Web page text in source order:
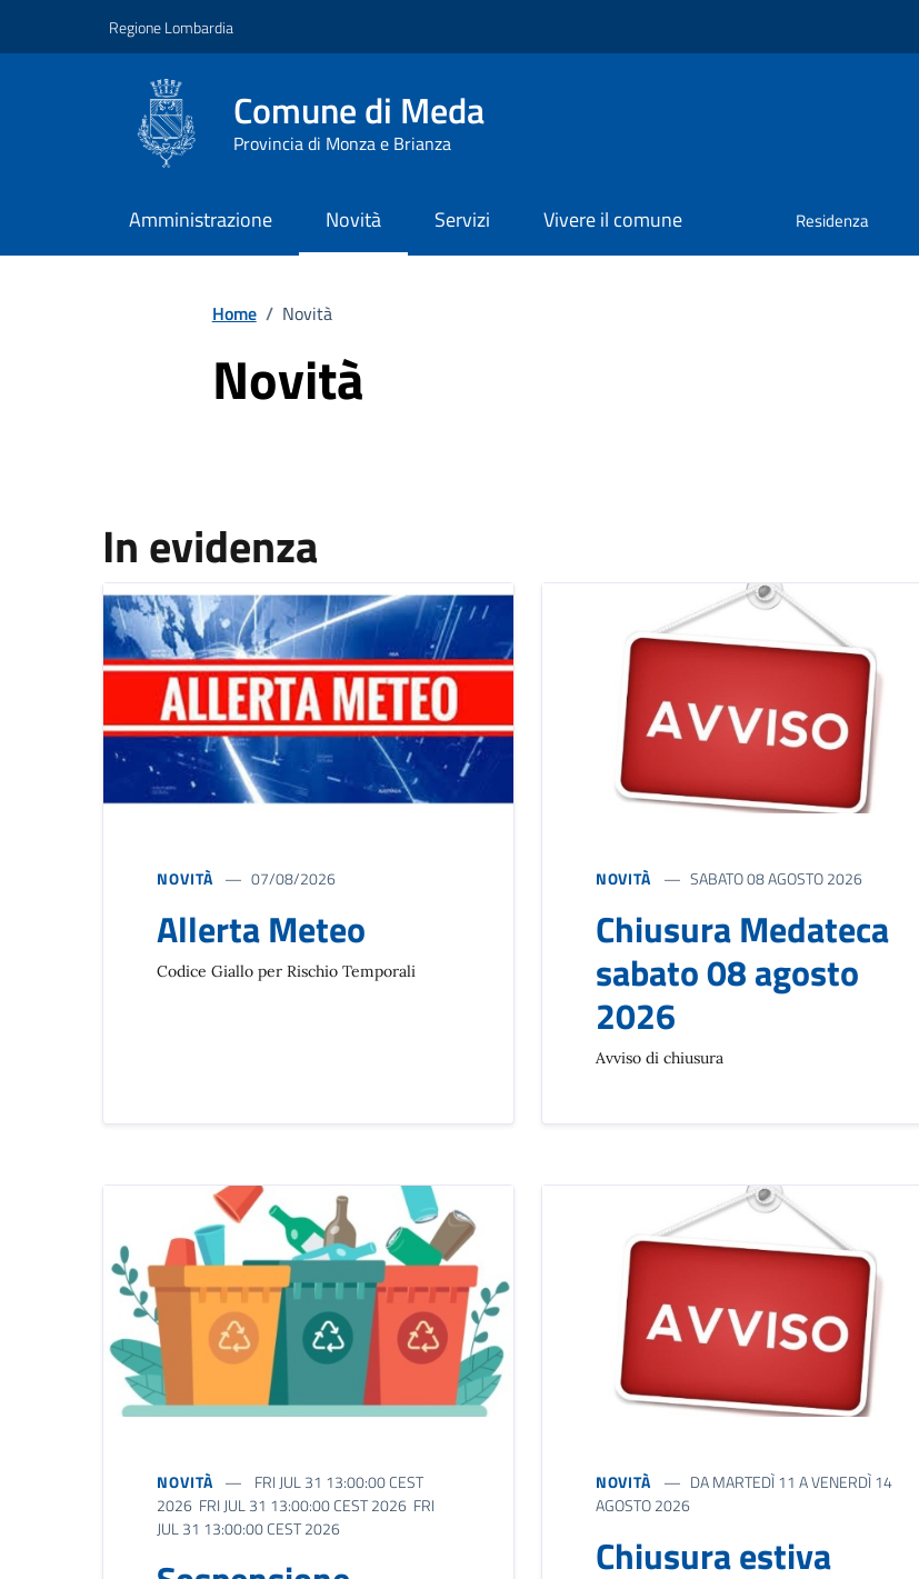
Regione Lombardia
Comune di Meda
Provincia di Monza e Brianza
Amministrazione Novità Servizi Vivere il comune Residenza
Home / Novità
Novità
In evidenza
NOVITÀ 07/08/2026
Allerta Meteo
Codice Giallo per Rischio Temporali
NOVITÀ SABATO 08 AGOSTO 2026
Chiusura Medateca
sabato 08 agosto
2026
Avviso di chiusura
NOVITÀ
FRI JUL 31 13:00:00 CEST
2026 FRI JUL 31 13:00:00 CEST 2026 FRI
JUL 31 13:00:00 CEST 2026
NOVITÀ
DA MARTEDÌ 11 A VENERDÌ 14
AGOSTO 2026
Chiusura estiva